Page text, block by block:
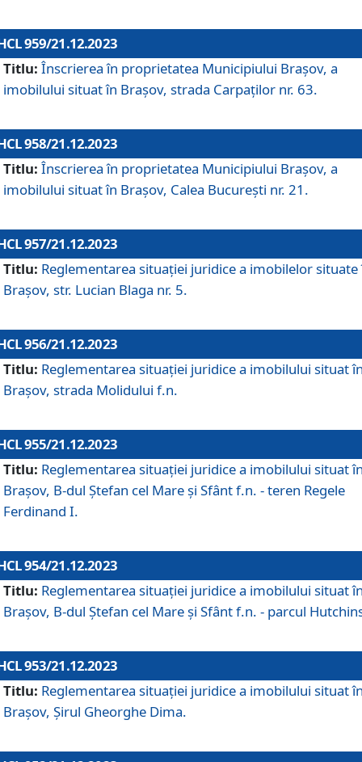
959/21.12.2023
Titlu: Înscrierea în proprietatea Municipiului Brașov, a
imobilului situat în Brașov, strada Carpaților nr. 63.
958/21.12.2023
Titlu: Înscrierea în proprietatea Municipiului Brașov, a
imobilului situat în Brașov, Calea București nr. 21.
957/21.12.2023
Titlu: Reglementarea situației juridice a imobilelor situate
Brașov, str. Lucian Blaga nr. 5.
956/21.12.2023
Titlu: Reglementarea situației juridice a imobilului situat
Brașov, strada Molidului f.n.
955/21.12.2023
Titlu: Reglementarea situației juridice a imobilului situat
Brașov, B-dul Ștefan cel Mare și Sfânt f.n. - teren Regele
Ferdinand I.
954/21.12.2023
Titlu: Reglementarea situației juridice a imobilului situat
Brașov, B-dul Ștefan cel Mare și Sfânt f.n. - parcul
953/21.12.2023
Titlu: Reglementarea situației juridice a imobilului situat
Brașov, Șirul Gheorghe Dima.